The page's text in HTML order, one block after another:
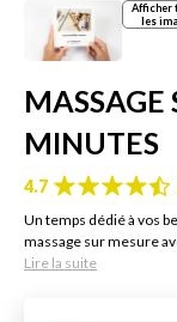
Afficher
les
MASSAGE
MINUTES
4.7
Un temps dédié à vos
massage sur mesure
Lire la suite